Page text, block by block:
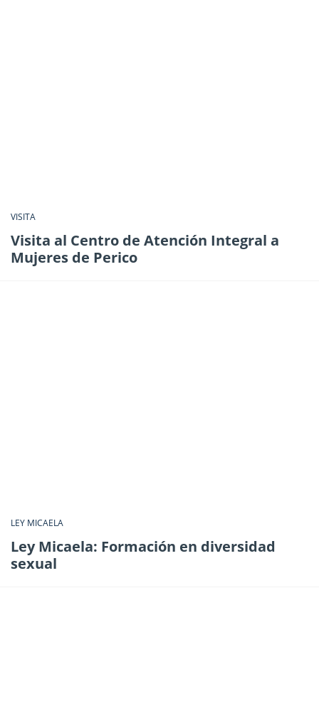
VISITA
Visita al Centro de Atención Integral a
Mujeres de Perico
LEY MICAELA
Ley Micaela: Formación en diversidad
sexual